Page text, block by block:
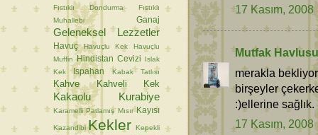
17 Kasım, 2008
Mutfak Havlusu
merakla
birşeyler
:)ellerine sağlık.
17 Kasım, 2008
Fıstıklı Dondurma
Fıstıklı
Muhallebi
Ganaj
Geleneksel Lezzetler
Havuç Havuçlu Kek
Havuçlu
Muffin Hindistan Cevizi
Islak
Kek
Ispahan Kabak Tatlısı
Kahve Kahveli Kek
Kakaolu Kurabiye
Karamelli Patlamış Mısır Kayısı
Kazandibi Kekler Kepekli